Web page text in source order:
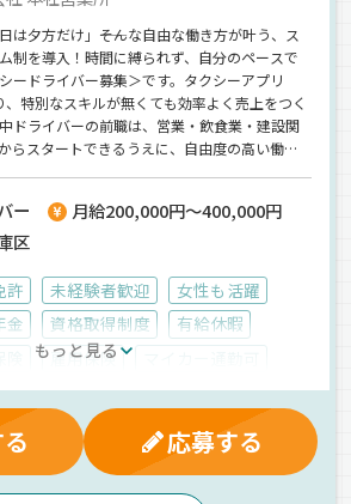
は夕方だけ」――そんな自由な働き方が叶う、ス
制を導入！時間に縛られず、自分のペースで
ードライバー募集＞です。タクシーアプリ
、特別なスキルが無くても効率よく売上をつく
ドライバーの前職は、営業・飲食業・建設関
らスタートできるうえに、自由度の高い働き
ー
月給200,000円～400,000円
区
許 未経験者歓迎
女性も活躍
金 資格取得制度
有給休暇
雇用保険
昼 夜
真夜中
の導入
ドライブレコーダー
載 一般旅客 普通車 正社員
もっと見る
応募する